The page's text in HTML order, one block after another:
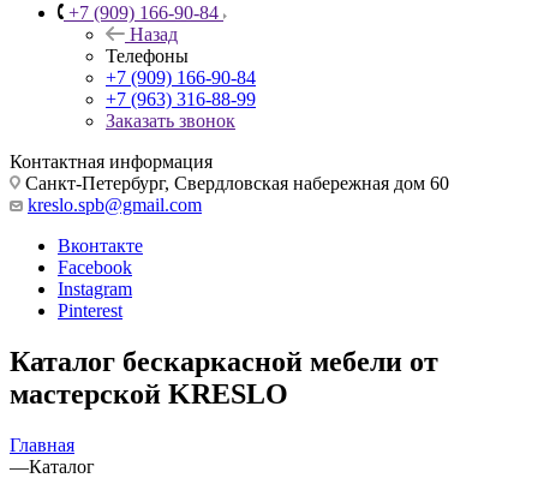
+7 (909) 166-90-84
Назад
Телефоны
+7 (909) 166-90-84
+7 (963) 316-88-99
Заказать звонок
Контактная информация
Санкт-Петербург, Свердловская набережная дом 60
kreslo.spb@gmail.com
Вконтакте
Facebook
Instagram
Pinterest
Каталог бескаркасной мебели от
мастерской KRESLO
Главная
—Каталог